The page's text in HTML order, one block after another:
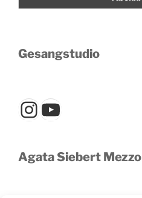
Gesangstudio
Instagram
YouTube
Agata Siebert Mezzo